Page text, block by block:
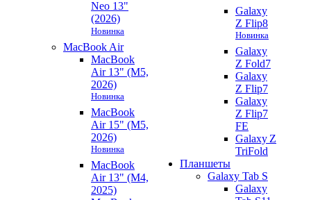
Neo 13"
(2026)
Новинка
MacBook Air
MacBook
Air 13" (M5,
2026)
Новинка
MacBook
Air 15" (M5,
2026)
Новинка
MacBook
Air 13" (M4,
2025)
Galaxy
Z Flip8
Новинка
Galaxy
Z Fold7
Galaxy
Z Flip7
Galaxy
Z Flip7
FE
Galaxy Z
TriFold
Планшеты
Galaxy Tab S
Galaxy